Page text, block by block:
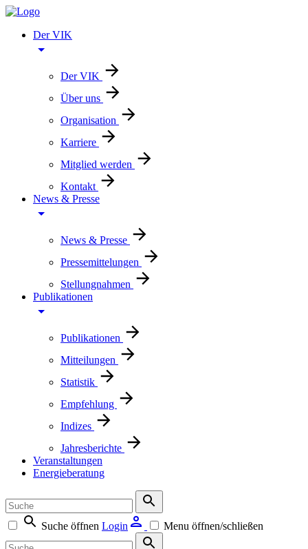
Der VIK
Der VIK
Über uns
Organisation
Karriere
Mitglied werden
Kontakt
News & Presse
News & Presse
Pressemittelungen
Stellungnahmen
Publikationen
Publikationen
Mitteilungen
Statistik
Empfehlung
Indizes
Jahresberichte
Veranstaltungen
Energieberatung
Suche öffnen Login Menu öffnen/schließen